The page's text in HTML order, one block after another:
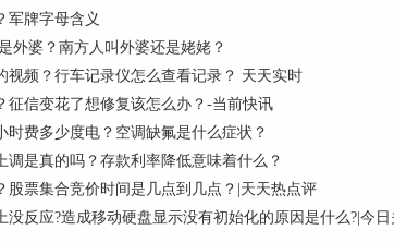
军牌字母含义
外婆？南方人叫外婆还是姥姥？
视频？行车记录仪怎么查看记录？ 天天实时
征信变花了想修复该怎么办？-当前快讯
时费多少度电？空调缺氟是什么症状？
调是真的吗？存款利率降低意味着什么？
股票集合竞价时间是几点到几点？|天天热点评
没反应?造成移动硬盘显示没有初始化的原因是什么?|今日